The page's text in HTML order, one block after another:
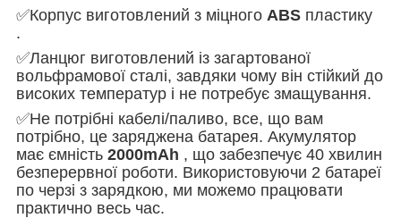
✅Корпус виготовлений з міцного ABS пластику
.
✅Ланцюг виготовлений із загартованої
вольфрамової сталі, завдяки чому він стійкий до
високих температур і не потребує змащування.
✅Не потрібні кабелі/паливо, все, що вам
потрібно, це заряджена батарея. Акумулятор
має ємність 2000mAh , що забезпечує 40 хвилин
безперервної роботи. Використовуючи 2 батареї
по черзі з зарядкою, ми можемо працювати
практично весь час.